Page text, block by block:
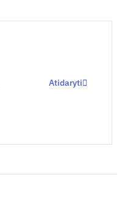
Atidaryti